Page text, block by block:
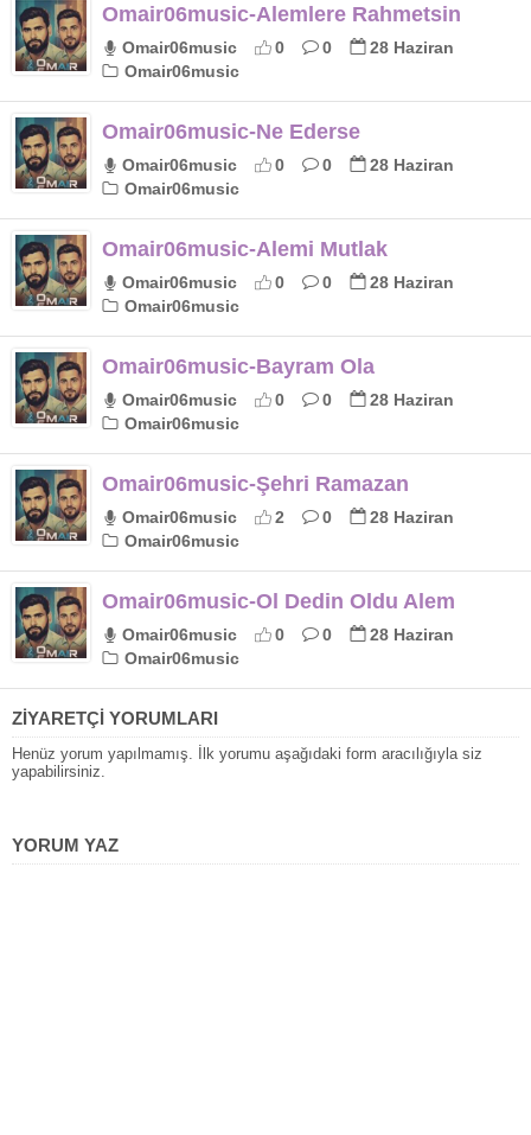
Omair06music-Alemlere Rahmetsin
Omair06music 0 0
28 Haziran
Omair06music
Omair06music-Ne Ederse
Omair06music 0 0
28 Haziran
Omair06music
Omair06music-Alemi Mutlak
Omair06music 0 0
28 Haziran
Omair06music
Omair06music-Bayram Ola
Omair06music 0 0
28 Haziran
Omair06music
Omair06music-Şehri Ramazan
Omair06music 2 0
28 Haziran
Omair06music
Omair06music-Ol Dedin Oldu Alem
Omair06music 0 0
28 Haziran
Omair06music
ZİYARETÇİ YORUMLARI
Henüz yorum yapılmamış. İlk yorumu aşağıdaki form aracılığıyla siz
yapabilirsiniz.
YORUM YAZ